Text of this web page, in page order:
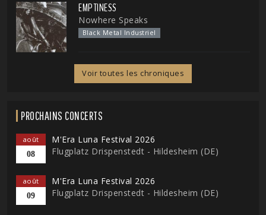
EMPTINESS
Nowhere Speaks
Black Metal Industriel
Voir toutes les chroniques
PROCHAINS CONCERTS
août
08
M'Era Luna Festival 2026
Flugplatz Drispenstedt - Hildesheim (DE)
août
09
M'Era Luna Festival 2026
Flugplatz Drispenstedt - Hildesheim (DE)